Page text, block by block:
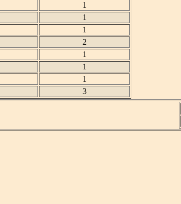
1
1
1
2
1
1
1
3